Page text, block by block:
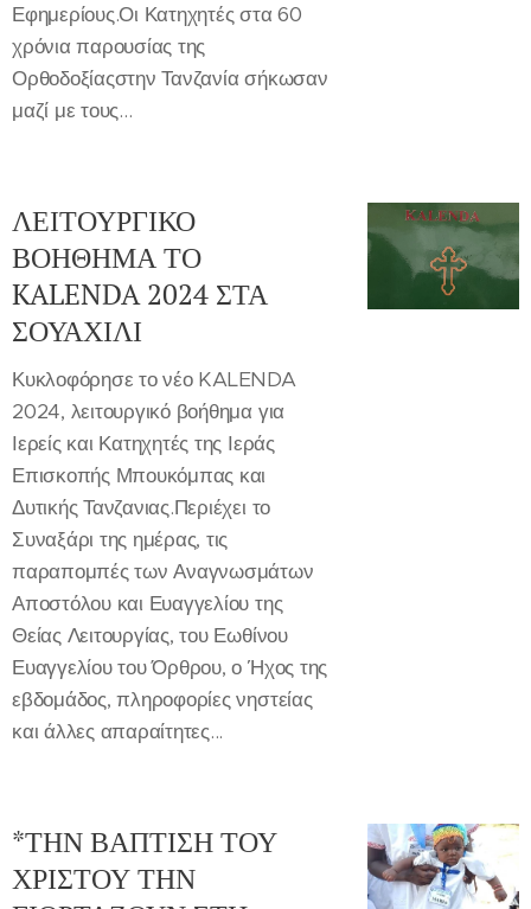
Εφημερίους.Οι Κατηχητές στα 60
χρόνια παρουσίας της
Ορθοδοξίαςστην Τανζανία σήκωσαν
μαζί με τους...
ΛΕΙΤΟΥΡΓΙΚΟ
ΒΟΗΘΗΜΑ ΤΟ
KALENDA 2024 ΣΤΑ
ΣΟΥΑΧΙΛΙ
Κυκλοφόρησε το νέο KALENDA
2024, λειτουργικό βοήθημα για
Ιερείς και Κατηχητές της Ιεράς
Επισκοπής Μπουκόμπας και
Δυτικής Τανζανιας.Περιέχει το
Συναξάρι της ημέρας, τις
παραπομπές των Αναγνωσμάτων
Αποστόλου και Ευαγγελίου της
Θείας Λειτουργίας, του Εωθίνου
Ευαγγελίου του Όρθρου, ο Ήχος της
εβδομάδος, πληροφορίες νηστείας
και άλλες απαραίτητες...
*ΤΗΝ ΒΑΠΤΙΣΗ ΤΟΥ
ΧΡΙΣΤΟΥ ΤΗΝ